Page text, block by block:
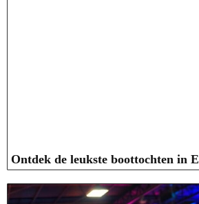
Ontdek de leukste boottochten in